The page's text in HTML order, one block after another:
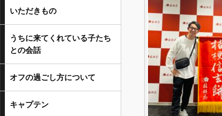
いただきもの
うちに来てくれている子たち
との会話
オフの過ごし方について
キャプテン